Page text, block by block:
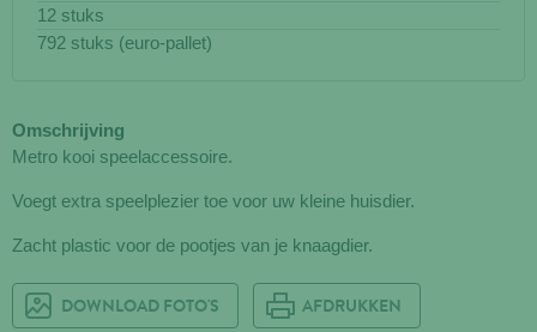
12 stuks
792 stuks (euro-pallet)
Omschrijving
Metro kooi speelaccessoire.
Voegt extra speelplezier toe voor uw kleine huisdier.
Zacht plastic voor de pootjes van je knaagdier.
DOWNLOAD FOTO'S AFDRUKKEN